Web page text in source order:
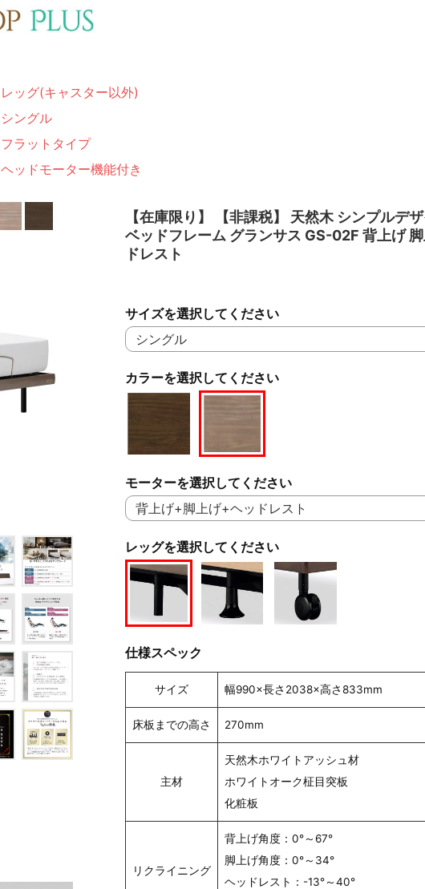
レッグ(キャスター以外)
シングル
フラットタイプ
ヘッドモーター機能付き
【在庫限り】 【非課税】 天然木 シンプルデ
ベッドフレーム グランサス GS-02F 背上げ
ドレスト
カラーを選択してください
サイズを選択してください
モーターを選択してください
レッグを選択してください
仕様スペック
サイズ 幅990×長さ2038×高さ833mm
床板までの高さ 270mm
主材
天然木ホワイトアッシュ材
ホワイトオーク柾目突板
化粧板
リクライニング
背上げ角度：0°～67°
脚上げ角度：0°～34°
ヘッドレスト：-13°～40°